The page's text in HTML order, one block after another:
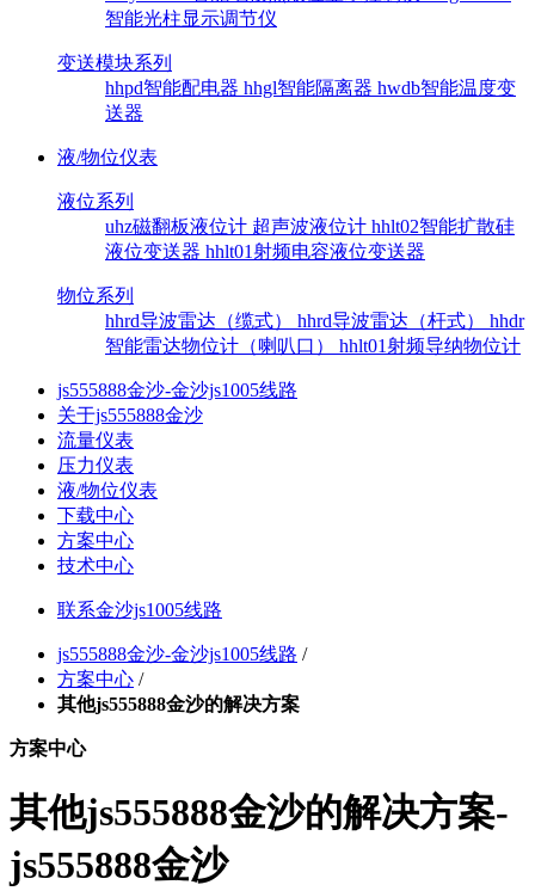
智能光柱显示调节仪
变送模块系列
hhpd智能配电器 hhgl智能隔离器 hwdb智能温度变
送器
液/物位仪表
液位系列
uhz磁翻板液位计 超声波液位计 hhlt02智能扩散硅
液位变送器 hhlt01射频电容液位变送器
物位系列
hhrd导波雷达（缆式） hhrd导波雷达（杆式） hhdr
智能雷达物位计（喇叭口） hhlt01射频导纳物位计
js555888金沙-金沙js1005线路
关于js555888金沙
流量仪表
压力仪表
液/物位仪表
下载中心
方案中心
技术中心
联系金沙js1005线路
js555888金沙-金沙js1005线路 /
方案中心 /
其他js555888金沙的解决方案
方案中心
其他js555888金沙的解决方案-
js555888金沙